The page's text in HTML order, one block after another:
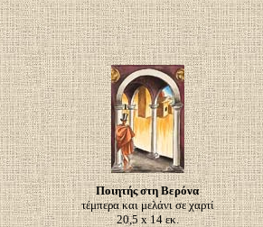
Ποιητής στη Βερόνα
τέμπερα και μελάνι σε χαρτί
20,5 x 14 εκ.